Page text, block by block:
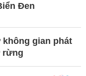
Đen
gian phát
rừng